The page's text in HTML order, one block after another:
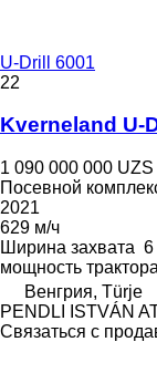
U-Drill 6001
22
Kverneland U-
1 090 000 000 UZS
Посевной
2021
629 м/ч
Ширина захвата 6
мощность трактора
Венгрия, Türje
PENDLI ISTVÁN
Связаться с